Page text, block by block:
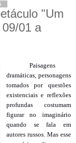
"Um
01 a
Paisagens
dramáticas, personagens
tomados por questões
existenciais e reflexões
profundas costumam
figurar no imaginário
quando se fala em
autores russos. Mas esse